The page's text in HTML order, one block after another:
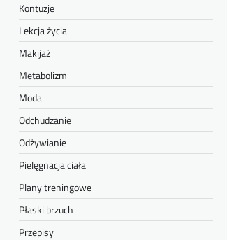
Kontuzje
Lekcja życia
Makijaż
Metabolizm
Moda
Odchudzanie
Odżywianie
Pielęgnacja ciała
Plany treningowe
Płaski brzuch
Przepisy